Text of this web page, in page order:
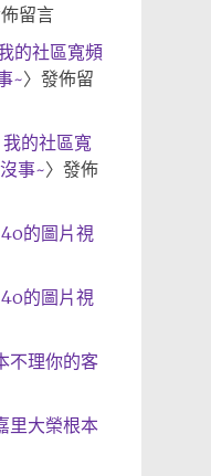
留言
的社區寬頻
~〉發佈留
的社區寬
事~〉發佈
的圖片視
的圖片視
不理你的客
里大榮根本